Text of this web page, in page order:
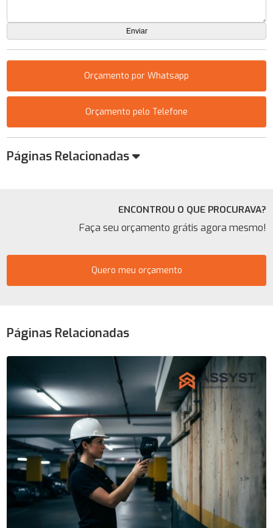
Orçamento por Whatsapp
Orçamento pelo Telefone
Páginas Relacionadas
ENCONTROU O QUE PROCURAVA?
Faça seu orçamento grátis agora mesmo!
Quero meu orçamento
Páginas Relacionadas